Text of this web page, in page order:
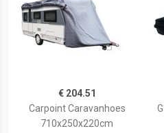
€ 204.51
Carpoint Caravanhoes
710x250x220cm